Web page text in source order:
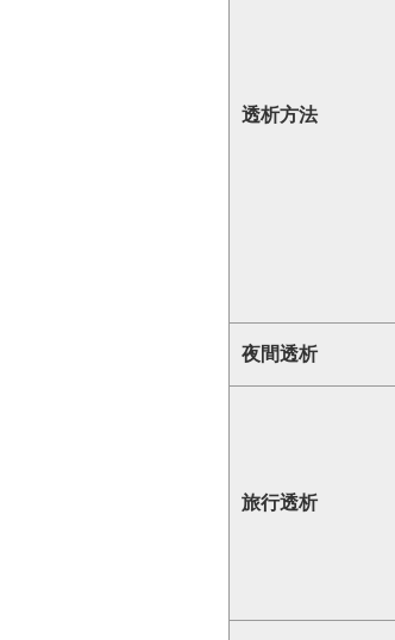
透析方法
夜間透析
旅行透析